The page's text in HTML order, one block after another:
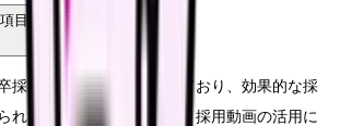
項目
採用は年々厳しさを増しており、効果的な採
れています。本記事では、採用動画の活用に